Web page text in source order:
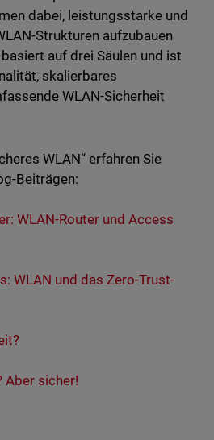
dabei, leistungsstarke und
Strukturen aufzubauen
auf drei Säulen und ist
skalierbares
WLAN-Sicherheit
WLAN“ erfahren Sie
Beiträgen:
WLAN-Router und Access
WLAN und das Zero-Trust-
Aber sicher!